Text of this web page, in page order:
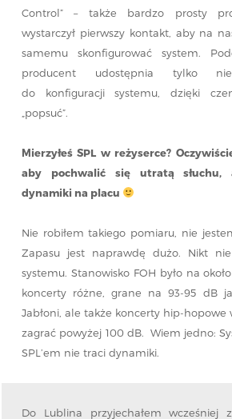
Control” – także bardzo prosty
wystarczył pierwszy kontakt, aby na
samemu skonfigurować system.
producent udostępnia tylko
do konfiguracji systemu, dzięki
„popsuć”.
Mierzyłeś SPL w reżyserce?
aby pochwalić się utratą słuchu,
dynamiki na placu
Nie robiłem takiego pomiaru, nie
Zapasu jest naprawdę dużo. Nikt
systemu. Stanowisko FOH było na
koncerty różne, grane na 93-95 dB
Jabłoni, ale także koncerty hip-hopowe
zagrać powyżej 100 dB. Wiem jedno:
SPL’em nie traci dynamiki.
Do Lublina przyjechałem wcześniej